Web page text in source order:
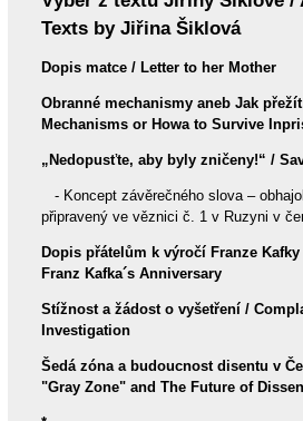
Texts by Jiřina Šiklová
Dopis matce / Letter to her Mother
Obranné mechanismy aneb Jak
Mechanisms or Howa to Survive
„Nedopusťte, aby byly zničeny!“ /
- Koncept závěrečného slova –
připravený ve věznici č. 1 v Ruzyni v
Dopis přátelům k výročí Franze Kafky
Franz Kafka´s Anniversary
Stížnost a žádost o vyšetření /
Investigation
Šedá zóna a budoucnost disentu v
"Gray Zone" and The Future of